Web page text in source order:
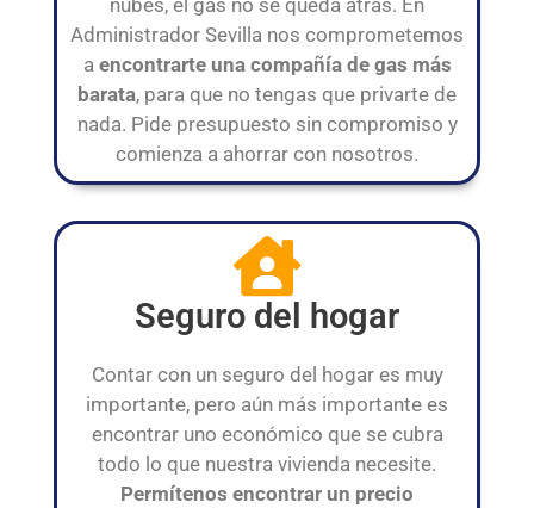
nubes, el gas no se queda atrás. En
Administrador Sevilla nos comprometemos
a encontrarte una compañía de gas más
barata, para que no tengas que privarte de
nada. Pide presupuesto sin compromiso y
comienza a ahorrar con nosotros.
Seguro del hogar
Contar con un seguro del hogar es muy
importante, pero aún más importante es
encontrar uno económico que se cubra
todo lo que nuestra vivienda necesite.
Permítenos encontrar un precio